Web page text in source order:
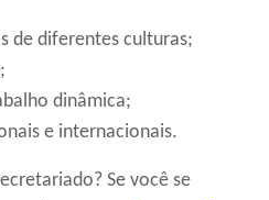
de diferentes culturas;
dinâmica;
e internacionais.
Se você se